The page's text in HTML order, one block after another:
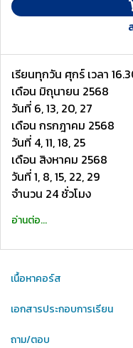
เรียนทุกวัน ศุกร์ เวลา
เดือน มิถุนายน 2568
วันที่ 6, 13, 20, 27
เดือน กรกฎาคม 2568
วันที่ 4, 11, 18, 25
เดือน สิงหาคม 2568
วันที่ 1, 8, 15, 22, 29
จำนวน 24 ชั่วโมง
อ่านต่อ...
เนื้อหาคอร์ส
เอกสารประกอบการเรียน
ถาม/ตอบ